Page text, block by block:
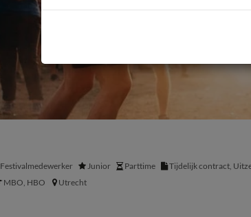
Festivalmedewerker Junior Parttime
Tijdelijk contract,
MBO, HBO
Utrecht